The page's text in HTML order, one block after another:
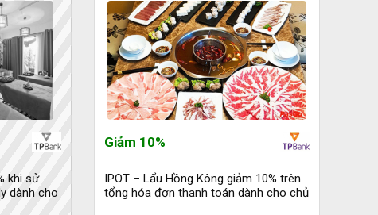
khi sử
dành cho
Giảm 10%
IPOT – Lẩu Hồng Kông giảm 10% trên
tổng hóa đơn thanh toán dành cho chủ